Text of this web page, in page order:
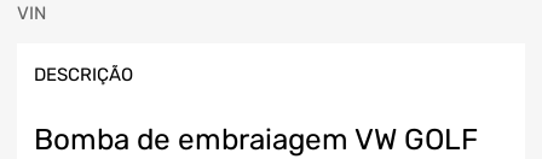
VIN
DESCRIÇÃO
Bomba de embraiagem VW GOLF